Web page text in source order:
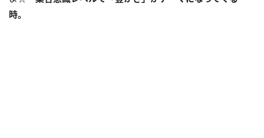
時。